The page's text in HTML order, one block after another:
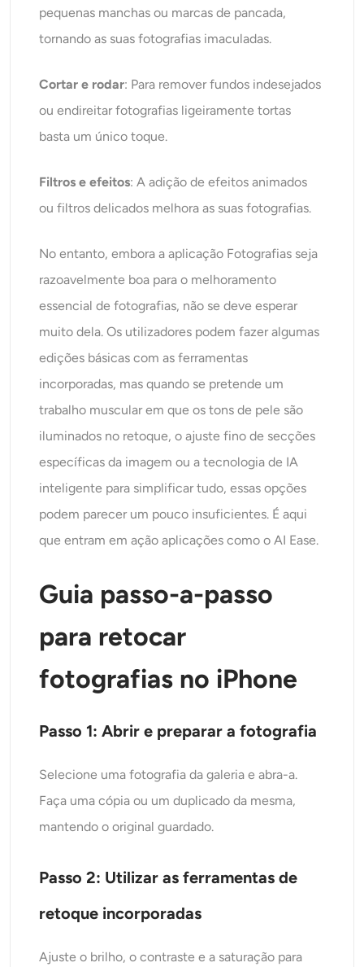
pequenas manchas ou marcas de pancada,
tornando as suas fotografias imaculadas.
Cortar e rodar: Para remover fundos indesejados
ou endireitar fotografias ligeiramente tortas
basta um único toque.
Filtros e efeitos: A adição de efeitos animados
ou filtros delicados melhora as suas fotografias.
No entanto, embora a aplicação Fotografias seja
razoavelmente boa para o melhoramento
essencial de fotografias, não se deve esperar
muito dela. Os utilizadores podem fazer algumas
edições básicas com as ferramentas
incorporadas, mas quando se pretende um
trabalho muscular em que os tons de pele são
iluminados no retoque, o ajuste fino de secções
específicas da imagem ou a tecnologia de IA
inteligente para simplificar tudo, essas opções
podem parecer um pouco insuficientes. É aqui
que entram em ação aplicações como o AI Ease.
Guia passo-a-passo
para retocar
fotografias no iPhone
Passo 1: Abrir e preparar a fotografia
Selecione uma fotografia da galeria e abra-a.
Faça uma cópia ou um duplicado da mesma,
mantendo o original guardado.
Passo 2: Utilizar as ferramentas de
retoque incorporadas
Ajuste o brilho, o contraste e a saturação para